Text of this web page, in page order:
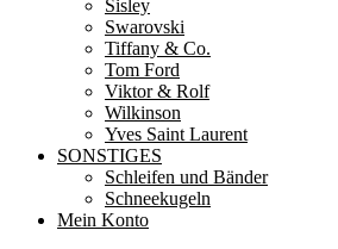
Sisley
Swarovski
Tiffany & Co.
Tom Ford
Viktor & Rolf
Wilkinson
Yves Saint Laurent
SONSTIGES
Schleifen und Bänder
Schneekugeln
Mein Konto